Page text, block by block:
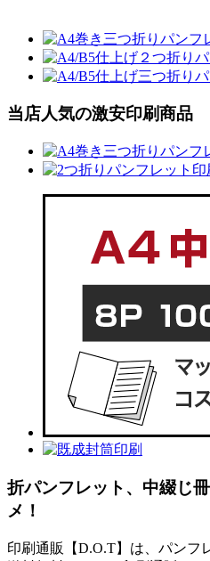
当店人気の激安印刷商品
折パンフレット、中綴じ
メ！
印刷通販【D.O.T】は、パンフ